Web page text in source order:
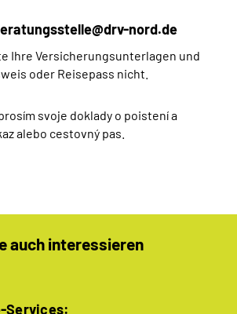
nord.de
Ihre Versicherungsunterlagen und
oder Reisepass nicht.
svoje doklady o poistení a
alebo cestovný pas.
auch interessieren
Services: